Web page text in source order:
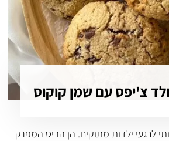
צ'יפס עם שמן קוקוס
לרגעי ילדות מתוקים. הן הביס המפנק